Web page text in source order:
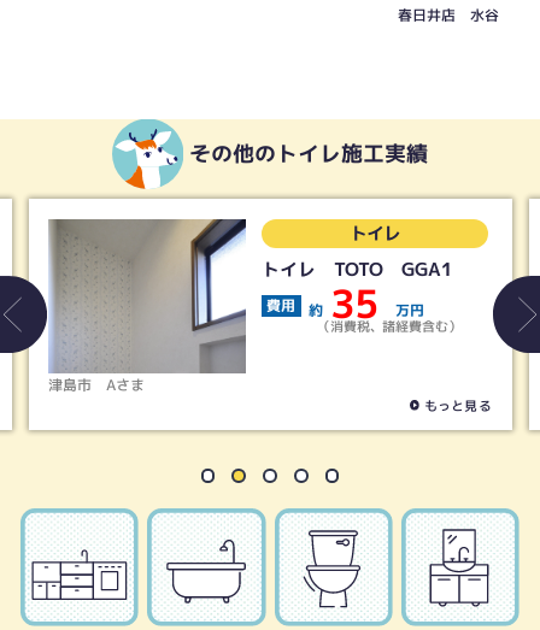
春日井店 水谷
その他のトイレ施工実績
GGA1
万円
経費含む）
トイレ
LIXIL／アメージュ
トイレ＋シャワー
費用 約 19 万円
（消費税、諸経